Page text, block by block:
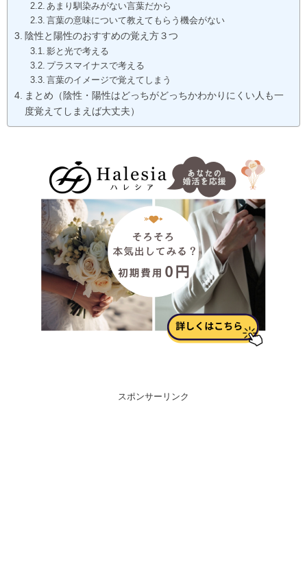
あまり馴染みがない言葉だから
言葉の意味について教えてもらう機会がない
陰性と陽性のおすすめの覚え方３つ
影と光で考える
プラスマイナスで考える
言葉のイメージで覚えてしまう
まとめ（陰性・陽性はどっちがどっちかわかりにくい人も一
度覚えてしまえば大丈夫）
スポンサーリンク